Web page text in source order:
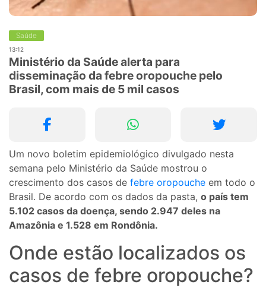
Saúde
13:12
Ministério da Saúde alerta para
disseminação da febre oropouche pelo
Brasil, com mais de 5 mil casos
Um novo boletim epidemiológico divulgado nesta
semana pelo Ministério da Saúde mostrou o
crescimento dos casos de febre oropouche em todo o
Brasil. De acordo com os dados da pasta, o país tem
5.102 casos da doença, sendo 2.947 deles na
Amazônia e 1.528 em Rondônia.
Onde estão localizados os
casos de febre oropouche?